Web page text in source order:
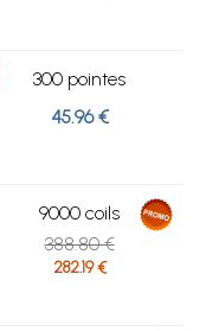
300 pointes
45.96 €
9000 coils
388.80 €
282.19 €